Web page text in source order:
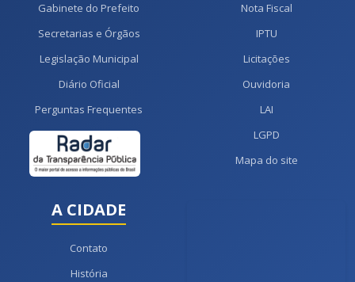
Gabinete do Prefeito
Secretarias e Órgãos
Legislação Municipal
Diário Oficial
Perguntas Frequentes
Nota Fiscal
IPTU
Licitações
Ouvidoria
LAI
LGPD
Mapa do site
A CIDADE
Contato
História